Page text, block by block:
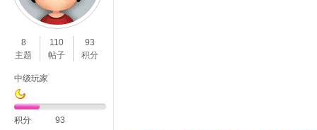
8
主题
110
帖子
93
积分
中级玩家
积分 93